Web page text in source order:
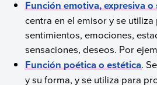
Función emotiva, expresivao
centra en el emisor y se
sentimientos, emociones,
sensaciones, deseos. Por
Función poética o estética.
y su forma, y se utiliza para